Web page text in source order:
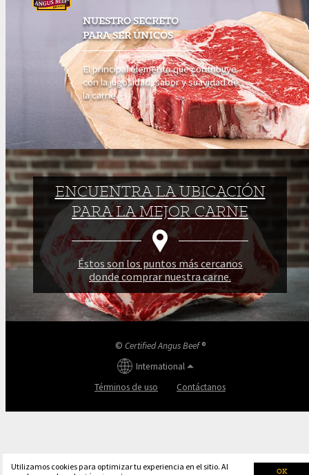
Utilizamos cookies para optimizar tu experiencia en el sitio. Al
OK
NUESTRO SECRETO
PARA SER ÚNICOS
El principal elemento que contribuye
con la jugosidad, sabor y suavidad de
la carne.
ENCUENTRA LA UBICACIÓN
PARA LA MEJOR CARNE
Éstos son los puntos más cercanos
donde comprar nuestra carne.
© Certified Angus Beef®
International
Términos de uso
Contáctanos